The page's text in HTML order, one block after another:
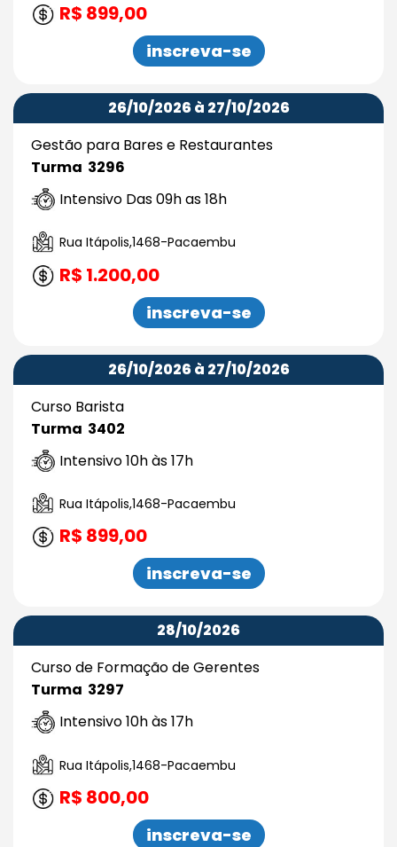
R$ 899,00
inscreva-se
26/10/2026 à 27/10/2026
Gestão para Bares e Restaurantes
Turma 3296
Intensivo Das 09h as 18h
Rua Itápolis,1468-Pacaembu
R$ 1.200,00
inscreva-se
26/10/2026 à 27/10/2026
Curso Barista
Turma 3402
Intensivo 10h às 17h
Rua Itápolis,1468-Pacaembu
R$ 899,00
inscreva-se
28/10/2026
Curso de Formação de Gerentes
Turma 3297
Intensivo 10h às 17h
Rua Itápolis,1468-Pacaembu
R$ 800,00
inscreva-se